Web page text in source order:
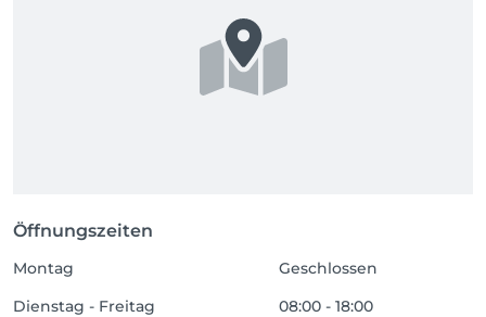
Öffnungszeiten
Montag
Geschlossen
Dienstag - Freitag
08:00 - 18:00